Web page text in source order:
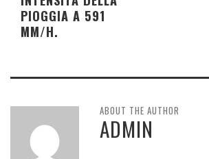
PIOGGIA A 591
MM/H.
ABOUT THE AUTHOR
ADMIN